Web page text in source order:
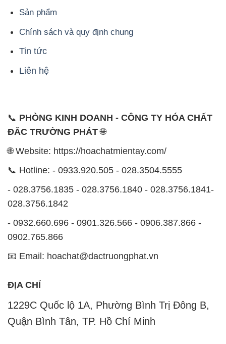
Sản phẩm
Chính sách và quy định chung
Tin tức
Liên hệ
📞 PHÒNG KINH DOANH - CÔNG TY HÓA CHẤT
ĐẮC TRƯỜNG PHÁT🌐
🌐 Website: https://hoachatmientay.com/
📞 Hotline: - 0933.920.505 - 028.3504.5555
- 028.3756.1835 - 028.3756.1840 - 028.3756.1841-
028.3756.1842
- 0932.660.696 - 0901.326.566 - 0906.387.866 -
0902.765.866
📧 Email: hoachat@dactruongphat.vn
ĐỊA CHỈ
1229C Quốc lộ 1A, Phường Bình Trị Đông B,
Quận Bình Tân, TP. Hồ Chí Minh